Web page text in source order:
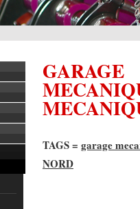
TAGS = garage
NORD